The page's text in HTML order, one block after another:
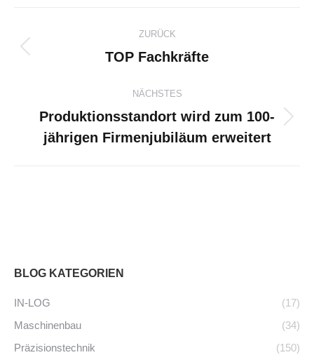
Kommentarnavigation
ZURÜCK
Vorheriger
TOP Fachkräfte
NÄCHSTES
Beitrag:
Produktionsstandort wird zum 100-
jährigen Firmenjubiläum erweitert
BLOG KATEGORIEN
IN-LOG
(17)
Maschinenbau
(34)
Präzisionstechnik
(150)